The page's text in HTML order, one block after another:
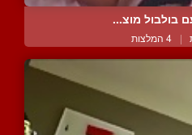
בולבול מוצ...
| 4 המלצות